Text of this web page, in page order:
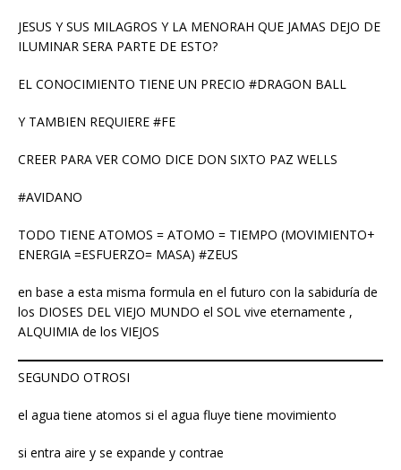
JESUS Y SUS MILAGROS Y LA MENORAH QUE JAMAS DEJO DE
ILUMINAR SERA PARTE DE ESTO?
EL CONOCIMIENTO TIENE UN PRECIO #DRAGON BALL
Y TAMBIEN REQUIERE #FE
CREER PARA VER COMO DICE DON SIXTO PAZ WELLS
#AVIDANO
TODO TIENE ATOMOS = ATOMO = TIEMPO (MOVIMIENTO+
ENERGIA =ESFUERZO= MASA) #ZEUS
en base a esta misma formula en el futuro con la sabiduría de
los DIOSES DEL VIEJO MUNDO el SOL vive eternamente ,
ALQUIMIA de los VIEJOS
SEGUNDO OTROSI
el agua tiene atomos si el agua fluye tiene movimiento
si entra aire y se expande y contrae